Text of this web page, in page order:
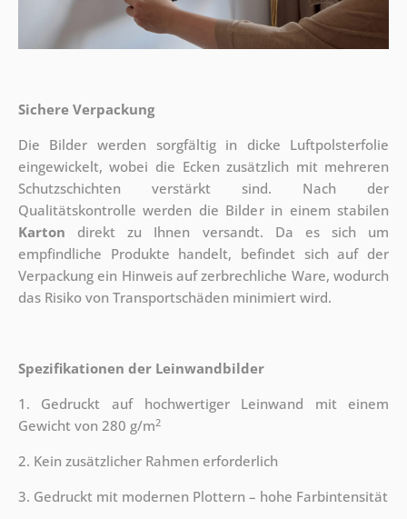
Sichere Verpackung
Die Bilder werden sorgfältig in dicke Luftpolsterfolie
eingewickelt, wobei die Ecken zusätzlich mit mehreren
Schutzschichten verstärkt sind. Nach der
Qualitätskontrolle werden die Bilder in einem stabilen
Karton direkt zu Ihnen versandt. Da es sich um
empfindliche Produkte handelt, befindet sich auf der
Verpackung ein Hinweis auf zerbrechliche Ware, wodurch
das Risiko von Transportschäden minimiert wird.
Spezifikationen der Leinwandbilder
1. Gedruckt auf hochwertiger Leinwand mit einem
Gewicht von 280 g/m2
2. Kein zusätzlicher Rahmen erforderlich
3. Gedruckt mit modernen Plottern – hohe Farbintensität